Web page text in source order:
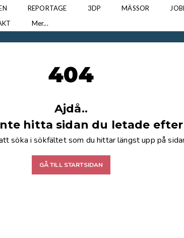
REPORTAGE 3DP MÄSSOR
Mer...
404
Ajdå..
hitta sidan du letade
söka i sökfältet som du hittar längst upp på
GÅ TILL STARTSIDAN